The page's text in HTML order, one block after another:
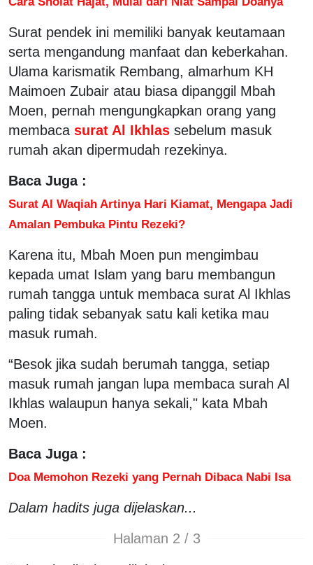
Surat pendek ini memiliki banyak keutamaan
serta mengandung manfaat dan keberkahan.
Ulama karismatik Rembang, almarhum KH
Maimoen Zubair atau biasa dipanggil Mbah
Moen, pernah mengungkapkan orang yang
membaca surat Al Ikhlas sebelum masuk
rumah akan dipermudah rezekinya.
Baca Juga :
Surat Al Waqiah Artinya Hari Kiamat, Mengapa Jadi
Amalan Pembuka Pintu Rezeki?
Karena itu, Mbah Moen pun mengimbau
kepada umat Islam yang baru membangun
rumah tangga untuk membaca surat Al Ikhlas
paling tidak sebanyak satu kali ketika mau
masuk rumah.
“Besok jika sudah berumah tangga, setiap
masuk rumah jangan lupa membaca surah Al
Ikhlas walaupun hanya sekali," kata Mbah
Moen.
Baca Juga :
Doa Memohon Rezeki yang Pernah Dibaca Nabi Isa
Dalam hadits juga dijelaskan...
Halaman 2 / 3